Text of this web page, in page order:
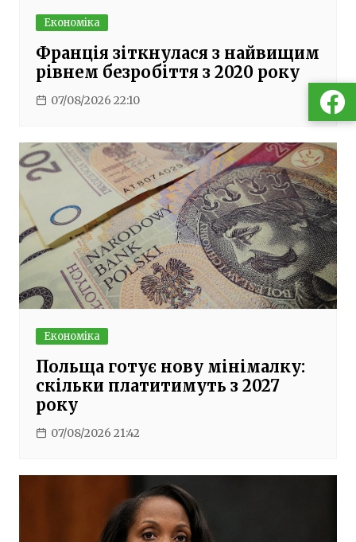
Економіка
Франція зіткнулася з найвищим
рівнем безробіття з 2020 року
07/08/2026 22:10
Економіка
Польща готує нову мінімалку:
скільки платитимуть з 2027
року
07/08/2026 21:42